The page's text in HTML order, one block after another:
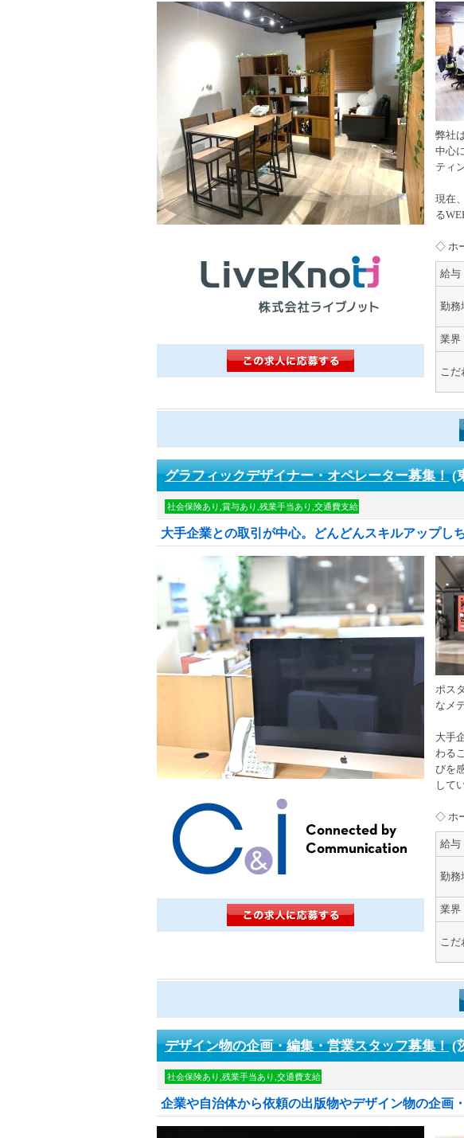
弊社
中心
ティ
現在
る
◇ ホ
給与
勤務
業界
こだ
グラフィックデザイナー・オペレーター募集！(
社会保険あり,賞与あり,残業手当あり,交通費支給
大手企業との取引が中心。どんどんスキルアップし
ポス
なメ
大手
わる
びを
して
◇ ホ
給与
勤務
業界
こだ
デザイン物の企画・編集・営業スタッフ募集！(
社会保険あり,残業手当あり,交通費支給
企業や自治体から依頼の出版物やデザイン物の企画